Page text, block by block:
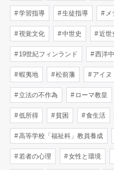
学習指導 生徒指導 メ
視覚文化 中世史 近世
19世紀フィンランド 西洋
蝦夷地 松前藩 アイヌ
立法の不作為 ローマ教皇
低所得 貧困 食生活
高等学校「福祉科」教員養成
若者の心理 女性と環境